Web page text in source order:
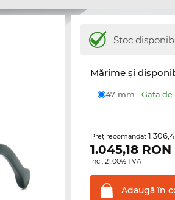
Stoc
Mărime şi
47 mm Gata
Preţ recomandat
1.045,18 RON
incl. 21.00% TVA
Adaugă în